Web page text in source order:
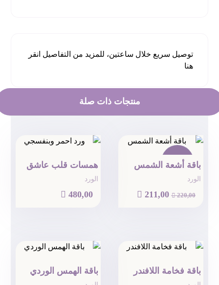
توصيل سريع خلال ساعتين، للمزيد من التفاصيل انقر
هنا
منتجات ذات صلة
تخفيض!
باقة أشعة الشمس
الورد
220,00
 211,00
همسات قلب عاشق
الورد
 480,00
باقة فخامة اللافندر باقة الهمس الوردي